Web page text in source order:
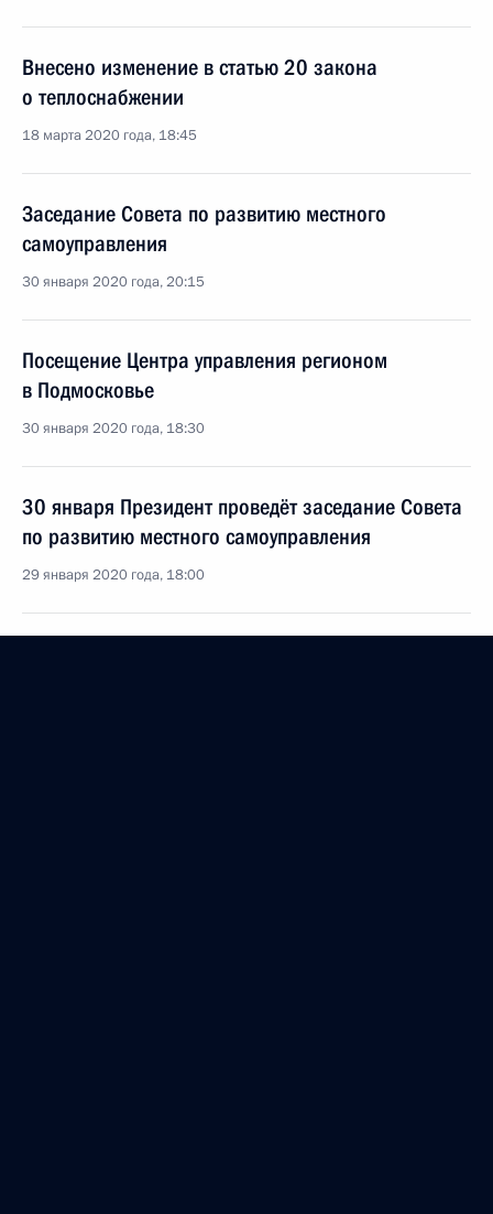
Внесено изменение в статью 20 закона
о теплоснабжении
18 марта 2020 года, 18:45
Заседание Совета по развитию местного
самоуправления
30 января 2020 года, 20:15
Посещение Центра управления регионом
в Подмосковье
30 января 2020 года, 18:30
30 января Президент проведёт заседание Совета
по развитию местного самоуправления
29 января 2020 года, 18:00